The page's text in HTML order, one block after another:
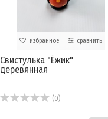
избранное сравнить
Свистулька "Ёжик"
деревянная
(0)